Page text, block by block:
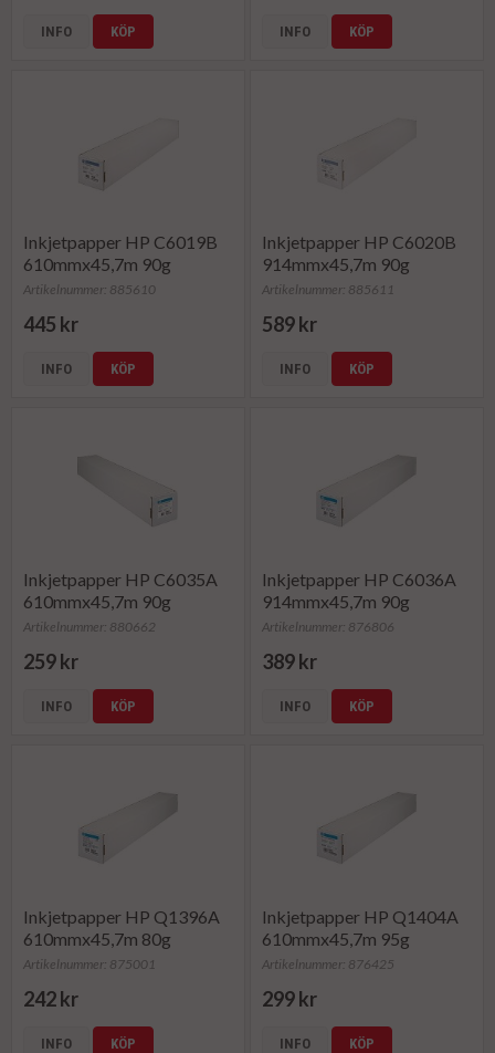
INFO KÖP INFO KÖP
Inkjetpapper HP C6019B
610mmx45,7m 90g
Artikelnummer: 885610
445 kr
INFO KÖP
Inkjetpapper HP C6020B
914mmx45,7m 90g
Artikelnummer: 885611
589 kr
INFO KÖP
Inkjetpapper HP C6035A
610mmx45,7m 90g
Artikelnummer: 880662
259 kr
INFO KÖP
Inkjetpapper HP C6036A
914mmx45,7m 90g
Artikelnummer: 876806
389 kr
INFO KÖP
Inkjetpapper HP Q1396A
610mmx45,7m 80g
Artikelnummer: 875001
242 kr
INFO KÖP
Inkjetpapper HP Q1404A
610mmx45,7m 95g
Artikelnummer: 876425
299 kr
INFO KÖP